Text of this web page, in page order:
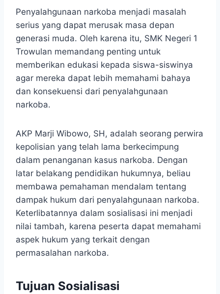
Penyalahgunaan narkoba menjadi masalah
serius yang dapat merusak masa depan
generasi muda. Oleh karena itu, SMK Negeri 1
Trowulan memandang penting untuk
memberikan edukasi kepada siswa-siswinya
agar mereka dapat lebih memahami bahaya
dan konsekuensi dari penyalahgunaan
narkoba.
AKP Marji Wibowo, SH, adalah seorang perwira
kepolisian yang telah lama berkecimpung
dalam penanganan kasus narkoba. Dengan
latar belakang pendidikan hukumnya, beliau
membawa pemahaman mendalam tentang
dampak hukum dari penyalahgunaan narkoba.
Keterlibatannya dalam sosialisasi ini menjadi
nilai tambah, karena peserta dapat memahami
aspek hukum yang terkait dengan
permasalahan narkoba.
Tujuan Sosialisasi